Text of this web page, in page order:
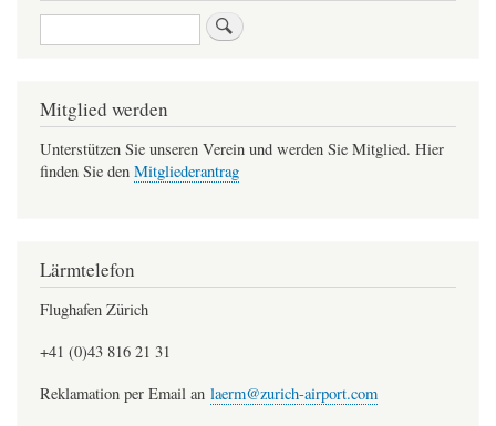
Suche
Mitglied werden
Unterstützen Sie unseren Verein und werden Sie Mitglied. Hier
finden Sie den Mitgliederantrag
Lärmtelefon
Flughafen Zürich
+41 (0)43 816 21 31
Reklamation per Email an laerm@zurich-airport.com